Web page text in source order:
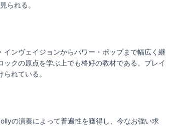
られる。
ンヴェイジョンからパワー・ポップまで幅広く継
クの原点を学ぶ上でも格好の教材である。プレイ
れている。
の演奏によって普遍性を獲得し、今なお強い求